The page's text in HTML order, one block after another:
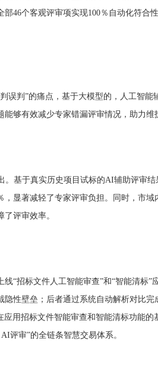
46个客观评审项实现100％自动化符合
误判”的痛点，基于大模型的，人工智
够有效减少专家错漏评审情况，助力维
基于真实历史项目试标的AI辅助评审
，显著减轻了专家评审负担。同时，市
评审效率。
“招标文件人工智能审查”和“智能清标
性壁垒；后者通过系统自动解析对比完
用招标文件智能审查和智能清标功能
评审”的全链条智慧交易体系。